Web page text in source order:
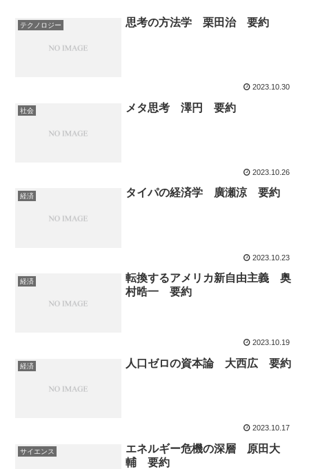
テクノロジー 思考の方法学 栗田治 要約
2023.10.30
社会 メタ思考 澤円 要約
2023.10.26
経済 タイパの経済学 廣瀬涼 要約
2023.10.23
経済
転換するアメリカ新自由主義 奥
村晧一 要約
2023.10.19
経済 人口ゼロの資本論 大西広 要約
2023.10.17
サイエンス
エネルギー危機の深層 原田大
輔 要約